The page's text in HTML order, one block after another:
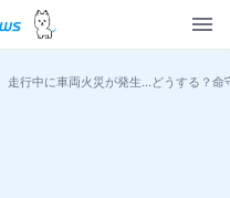
走行中に車両火災が発生…どうする？命